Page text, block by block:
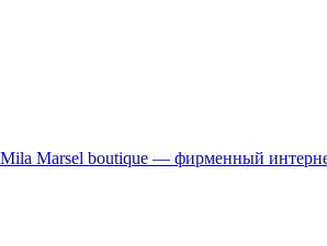
Mila Marsel boutique — фирменный